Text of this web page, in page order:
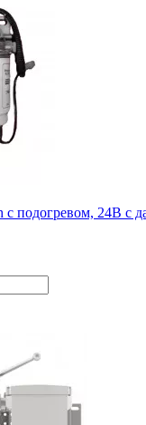
с подогревом, 24В с